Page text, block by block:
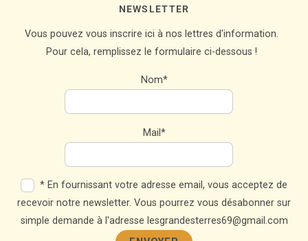
NEWSLETTER
Vous pouvez vous inscrire ici à nos lettres d'information.
Pour cela, remplissez le formulaire ci-dessous !
Nom*
Mail*
* En fournissant votre adresse email, vous acceptez de
recevoir notre newsletter. Vous pourrez vous désabonner sur
simple demande à l'adresse lesgrandesterres69@gmail.com